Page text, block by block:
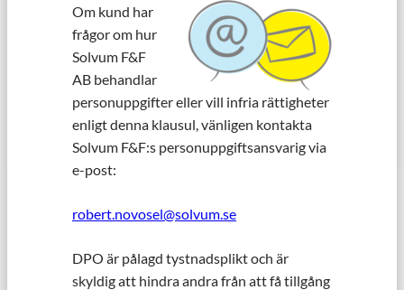
Om kund har
frågor om hur
Solvum F&F
AB behandlar
personuppgifter eller vill infria rättigheter
enligt denna klausul, vänligen kontakta
Solvum F&F:s personuppgiftsansvarig via
e-post:
robert.novosel@solvum.se
DPO är pålagd tystnadsplikt och är
skyldig att hindra andra från att få tillgång